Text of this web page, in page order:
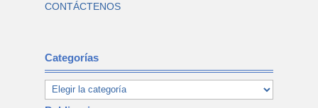
CONTÁCTENOS
Categorías